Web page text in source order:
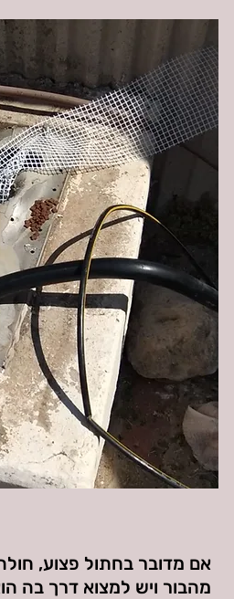
אם מדובר בחתול פצוע,
מהבור ויש למצוא דרך בה